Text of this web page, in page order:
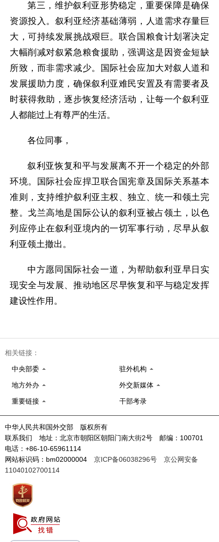
第三，维护叙利亚形势稳定，重要保障是确保
资源投入。叙利亚经济基础薄弱，人道需求存量巨
大，可持续发展挑战艰巨。联合国粮食计划署决定
大幅削减对叙紧急粮食援助，强调这是因资金短缺
所致，而非需求减少。国际社会应加大对叙人道和
发展援助力度，确保叙利亚难民安置及有需要者及
时获得救助，逐步恢复经济活动，让每一个叙利亚
人都能过上有尊严的生活。
各位同事，
叙利亚恢复和平与发展离不开一个稳定的外部
环境。国际社会应捍卫联合国宪章及国际关系基本
准则，支持维护叙利亚主权、独立、统一和领土完
整。戈兰高地是国际公认的叙利亚被占领土，以色
列应停止在叙利亚境内的一切军事行动，尽早从叙
利亚领土撤出。
中方愿同国际社会一道，为帮助叙利亚早日实
现安全与发展、推动地区尽早恢复和平与稳定发挥
建设性作用。
相关链接：
中央部委 驻外机构
地方外办 外交新媒体
重要链接 干部考录
中华人民共和国外交部 版权所有
联系我们 地址：北京市朝阳区朝阳门南大街2号 邮编：100701
电话：+86-10-65961114
网站标识码：bm02000004 京ICP备06038296号
京公网安备
11040102700114